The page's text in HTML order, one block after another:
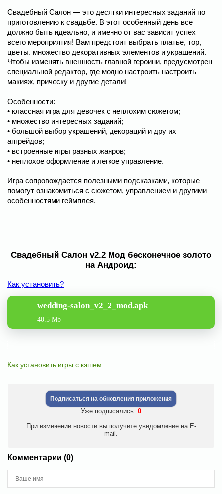
Свадебный Салон — это десятки интересных заданий по
приготовлению к свадьбе. В этот особенный день все
должно быть идеально, и именно от вас зависит успех
всего мероприятия! Вам предстоит выбрать платье, тор,
цветы, множество декоративных элементов и украшений.
Чтобы изменять внешность главной героини, предусмотрен
специальной редактор, где модно настроить настроить
макияж, прическу и другие детали!
Особенности:
• классная игра для девочек с неплохим сюжетом;
• множество интересных заданий;
• большой выбор украшений, декораций и других
апгрейдов;
• встроенные игры разных жанров;
• неплохое оформление и легкое управление.
Игра сопровождается полезными подсказками, которые
помогут ознакомиться с сюжетом, управлением и другими
особенностями геймплея.
Свадебный Салон v2.2 Мод бесконечное золото
на Андроид:
Как установить?
wedding-salon_v2_2_mod.apk
40.5 Mb
Как установить игры с кэшем
Подписаться на обновления приложения
Уже подписались: 0
При изменении новости вы получите уведомление на E-
mail.
Комментарии (0)